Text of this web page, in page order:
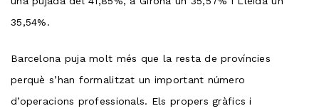
35,54%.
Barcelona puja molt més que la resta de províncies
perquè s’han formalitzat un important número
d’operacions professionals. Els propers gràfics i